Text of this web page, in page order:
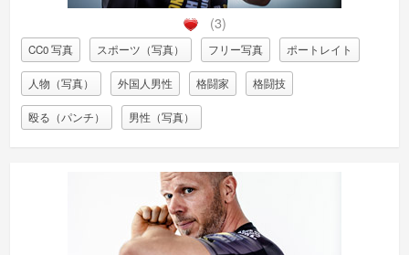
(3)
CC0 写真 スポーツ（写真） フリー写真 ポートレイト
人物（写真） 外国人男性 格闘家 格闘技
殴る（パンチ） 男性（写真）